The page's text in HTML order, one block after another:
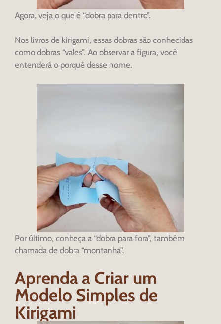
Agora, veja o que é “dobra para dentro”.
Nos livros de kirigami, essas dobras são conhecidas
como dobras “vales”. Ao observar a figura, você
entenderá o porquê desse nome.
Por último, conheça a “dobra para fora”, também
chamada de dobra “montanha”.
Aprenda a Criar um
Modelo Simples de
Kirigami